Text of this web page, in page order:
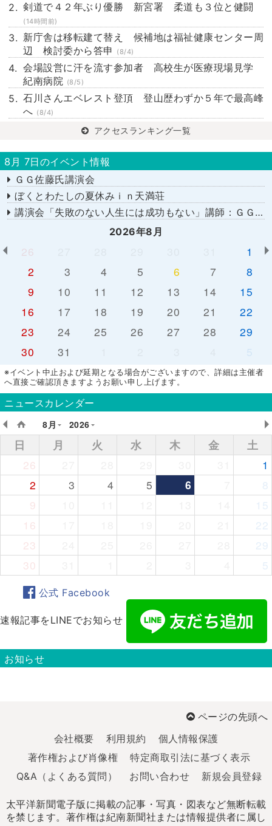
剣道で４２年ぶり優勝 新宮署 柔道も３位と健闘
(14時間前)
新庁舎は移転建て替え 候補地は福祉健康センター周
辺 検討委から答申
(8/4)
会場設営に汗を流す参加者 高校生が医療現場見学
紀南病院 (8/5)
石川さんエベレスト登頂 登山歴わずか５年で最高峰
へ (8/4)
アクセスランキング一覧
8月 7日のイベント情報
ＧＧ佐藤氏講演会
ぼくとわたしの夏休みｉｎ天満荘
講演会「失敗のない人生には成功もない」講師：ＧＧ佐藤さん
2026年8月
26
1
2
3 4 5 6 7
8
9
10 11 12 13 14
15
16
17 18 19 20 21
22
23
24 25 26 27 28
29
30
31 5
※イベント中止および延期となる場合がございますので、詳細は主催者
へ直接ご確認頂きますようお願い申し上げます。
ニュースカレンダー
8月
2026
日 月 火 水 木 金
土
26
1
2
3 4 5 6
8
9
15
16
22
23
29
30
5
公式 Facebook
速報記事をLINEでお知らせ
お知らせ
ページの先頭へ
会社概要
利用規約
個人情報保護
著作権および肖像権
特定商取引法に基づく表示
Q&A（よくある質問）
お問い合わせ 新規会員登録
太平洋新聞電子版に掲載の記事・写真・図表など無断転載
を禁じます。著作権は紀南新聞社または情報提供者に属し